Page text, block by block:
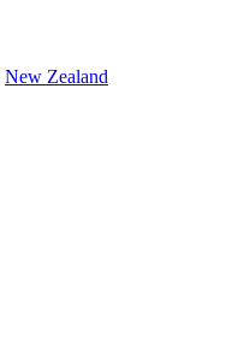
New Zealand